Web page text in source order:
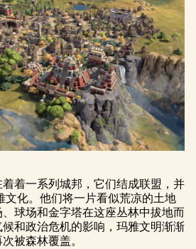
着一系列城邦，它们结成联盟，并
化。他们将一片看似荒凉的土地
球场和金字塔在这座丛林中拔地而
和政治危机的影响，玛雅文明渐渐
被森林覆盖。